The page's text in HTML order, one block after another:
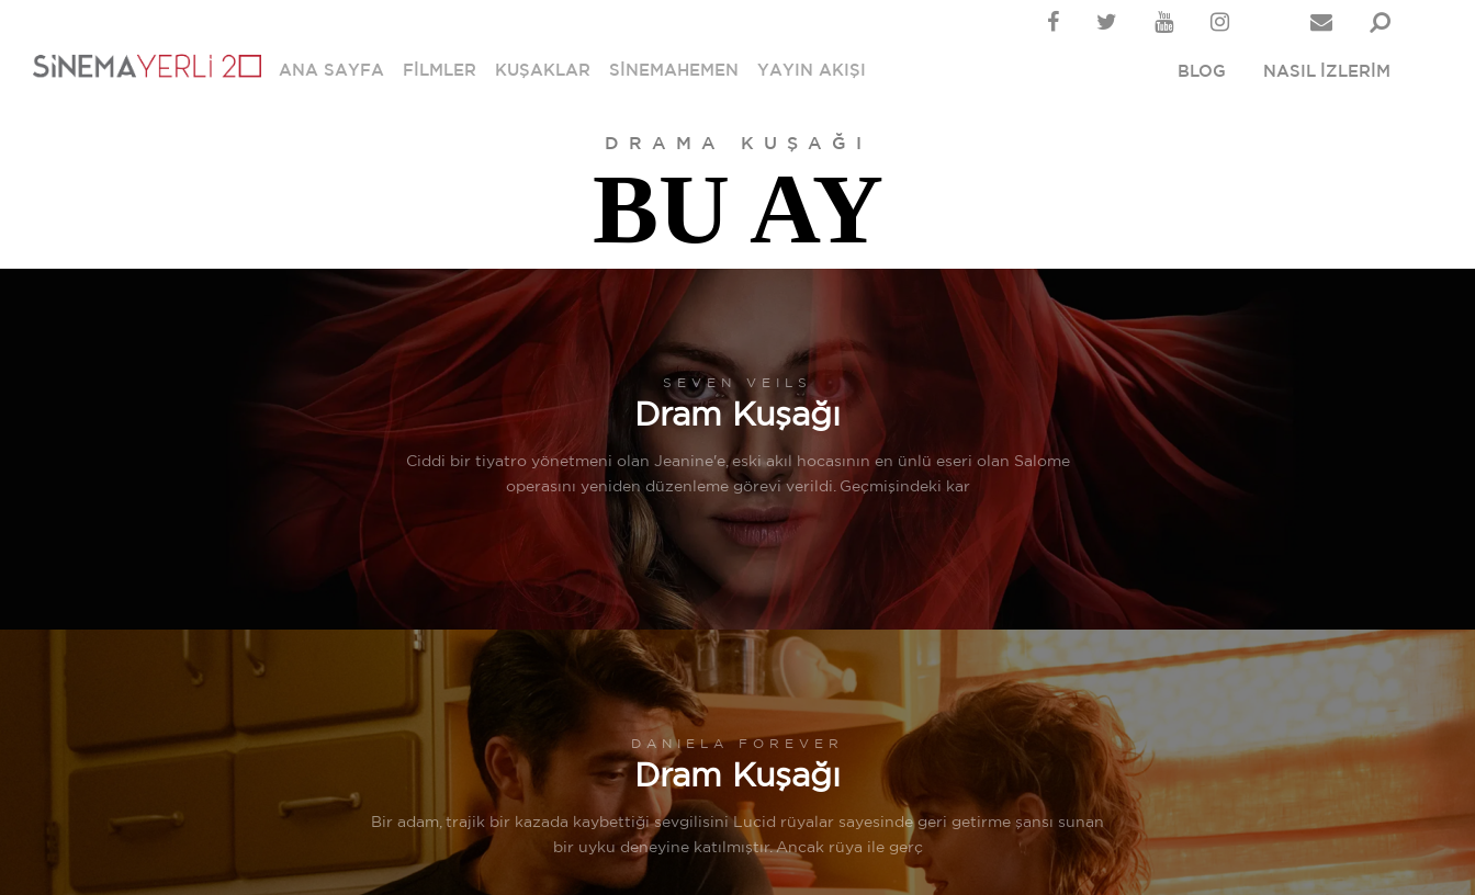
BLOG NASIL İZLERİM
ANA SAYFA FİLMLER KUŞAKLAR SİNEMAHEMEN YAYIN AKIŞI
DRAMA KUŞAĞI
BU AY
SEVEN VEILS
Dram Kuşağı
Ciddi bir tiyatro yönetmeni olan Jeanine'e, eski akıl hocasının en ünlü eseri olan Salome
operasını yeniden düzenleme görevi verildi. Geçmişindeki kar
DANIELA FOREVER
Dram Kuşağı
Bir adam, trajik bir kazada kaybettiği sevgilisini Lucid rüyalar sayesinde geri getirme şansı sunan
bir uyku deneyine katılmıştır. Ancak rüya ile gerç